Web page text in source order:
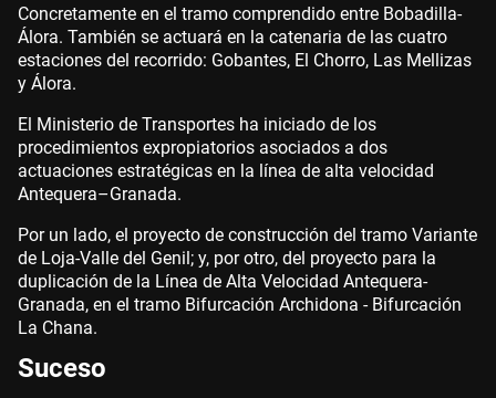
Concretamente en el tramo comprendido entre Bobadilla-
Álora. También se actuará en la catenaria de las cuatro
estaciones del recorrido: Gobantes, El Chorro, Las Mellizas
y Álora.
El Ministerio de Transportes ha iniciado de los
procedimientos expropiatorios asociados a dos
actuaciones estratégicas en la línea de alta velocidad
Antequera–Granada.
Por un lado, el proyecto de construcción del tramo Variante
de Loja-Valle del Genil; y, por otro, del proyecto para la
duplicación de la Línea de Alta Velocidad Antequera-
Granada, en el tramo Bifurcación Archidona - Bifurcación
La Chana.
Suceso